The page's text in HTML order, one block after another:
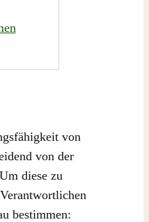
von
von der
diese zu
bestimmen: